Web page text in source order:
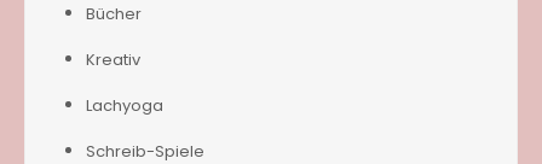
Bücher
Kreativ
Lachyoga
Schreib-Spiele